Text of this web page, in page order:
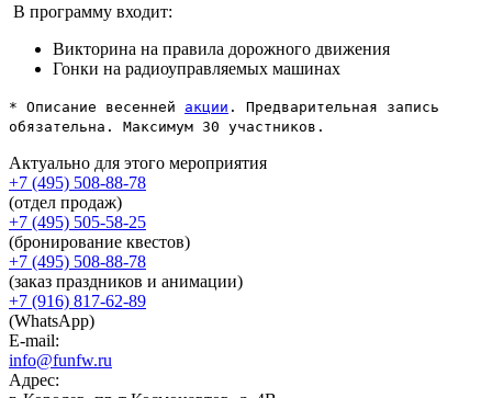
В программу входит:
Викторина на правила дорожного движения
Гонки на радиоуправляемых машинах
* Описание весенней акции . Предварительная запись
обязательна. Максимум 30 участников.
Актуально для этого мероприятия
+7 (495) 508-88-78
(отдел продаж)
+7 (495) 505-58-25
(бронирование квестов)
+7 (495) 508-88-78
(заказ праздников и анимации)
+7 (916) 817-62-89
(WhatsApp)
E-mail:
info@funfw.ru
Адрес: